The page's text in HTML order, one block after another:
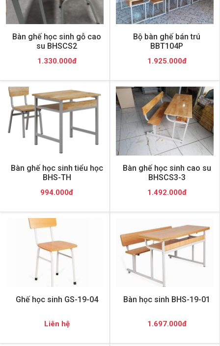
Bàn ghế học sinh gỗ cao
su BHSCS2
1.330.000đ
Bộ bàn ghế bán trú
BBT104P
1.925.000đ
Bàn ghế học sinh tiểu học
BHS-TH
994.000đ
Bàn ghế học sinh cao su
BHSCS3-3
1.492.000đ
Ghế học sinh GS-19-04
Liên hệ
Bàn học sinh BHS-19-01
1.697.000đ